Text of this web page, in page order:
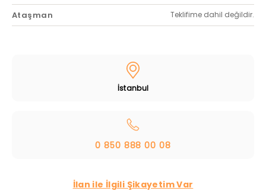
Ataşman Teklifime dahil değildir.
İstanbul
0 850 888 00 08
İlan ile İlgili Şikayetim Var